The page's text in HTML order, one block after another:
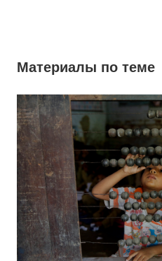
Материалы по теме